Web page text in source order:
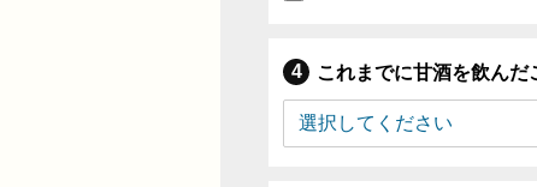
これまでに甘酒を飲んだ